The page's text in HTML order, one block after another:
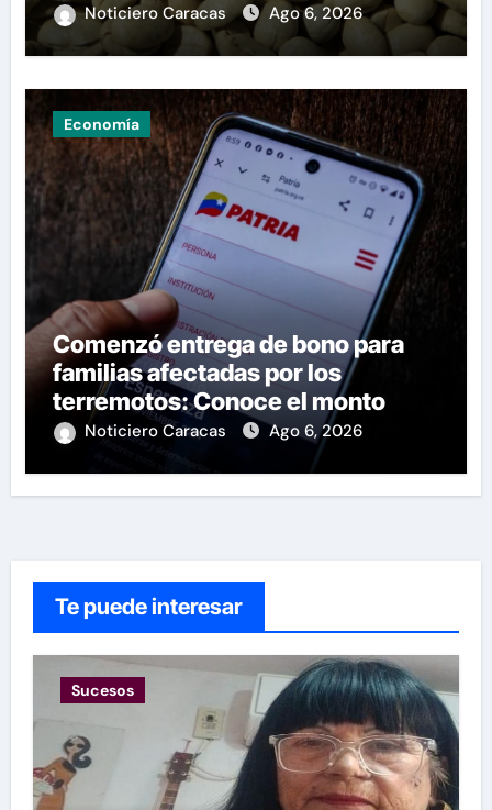
Noticiero Caracas Ago 6, 2026
Economía
Comenzó entrega de bono para
familias afectadas por los
terremotos: Conoce el monto
Noticiero Caracas Ago 6, 2026
Te puede interesar
Sucesos